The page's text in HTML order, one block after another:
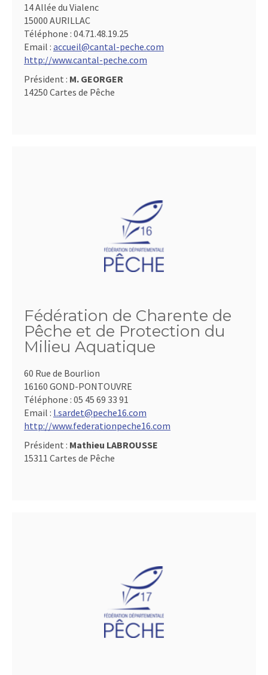
14 Allée du Vialenc
15000 AURILLAC
Téléphone : 04.71.48.19.25
Email : accueil@cantal-peche.com
http://www.cantal-peche.com
Président : M. GEORGER
14250 Cartes de Pêche
Fédération de Charente de
Pêche et de Protection du
Milieu Aquatique
60 Rue de Bourlion
16160 GOND-PONTOUVRE
Téléphone : 05 45 69 33 91
Email : l.sardet@peche16.com
http://www.federationpeche16.com
Président : Mathieu LABROUSSE
15311 Cartes de Pêche